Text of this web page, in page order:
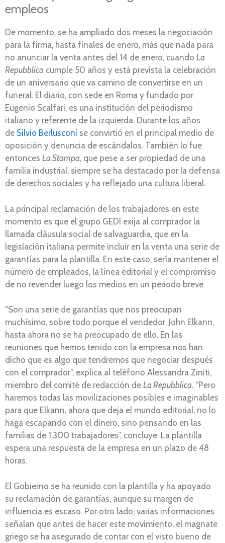
empleos
De momento, se ha ampliado dos meses la negociación
para la firma, hasta finales de enero, más que nada para
no anunciar la venta antes del 14 de enero, cuando La
Repubblica cumple 50 años y está prevista la celebración
de un aniversario que va camino de convertirse en un
funeral. El diario, con sede en Roma y fundado por
Eugenio Scalfari, es una institución del periodismo
italiano y referente de la izquierda. Durante los años
de Silvio Berlusconi se convirtió en el principal medio de
oposición y denuncia de escándalos. También lo fue
entonces La Stampa, que pese a ser propiedad de una
familia industrial, siempre se ha destacado por la defensa
de derechos sociales y ha reflejado una cultura liberal.
La principal reclamación de los trabajadores en este
momento es que el grupo GEDI exija al comprador la
llamada cláusula social de salvaguardia, que en la
legislación italiana permite incluir en la venta una serie de
garantías para la plantilla. En este caso, sería mantener el
número de empleados, la línea editorial y el compromiso
de no revender luego los medios en un periodo breve.
“Son una serie de garantías que nos preocupan
muchísimo, sobre todo porque el vendedor, John Elkann,
hasta ahora no se ha preocupado de ello. En las
reuniones que hemos tenido con la empresa nos han
dicho que es algo que tendremos que negociar después
con el comprador”, explica al teléfono Alessandra Ziniti,
miembro del comité de redacción de La Repubblica. “Pero
haremos todas las movilizaciones posibles e imaginables
para que Elkann, ahora que deja el mundo editorial, no lo
haga escapando con el dinero, sino pensando en las
familias de 1.300 trabajadores”, concluye. La plantilla
espera una respuesta de la empresa en un plazo de 48
horas.
El Gobierno se ha reunido con la plantilla y ha apoyado
su reclamación de garantías, aunque su margen de
influencia es escaso. Por otro lado, varias informaciones
señalan que antes de hacer este movimiento, el magnate
griego se ha asegurado de contar con el visto bueno de